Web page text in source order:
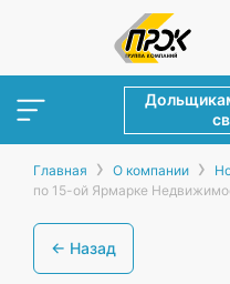
Главная › О компании ›
по 15-ой Ярмарке
← Назад